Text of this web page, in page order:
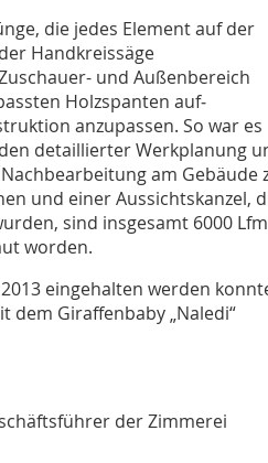
die jedes Element auf der
Handkreissäge
und Außenbereich
Holzspanten auf­­
anzupassen. So war es
detaillierter Werkplanung
am Gebäude
und einer Aussichtskanzel,
sind insgesamt 6000
worden.
eingehalten werden
dem Giraffenbaby „Naledi“
der Zimmerei